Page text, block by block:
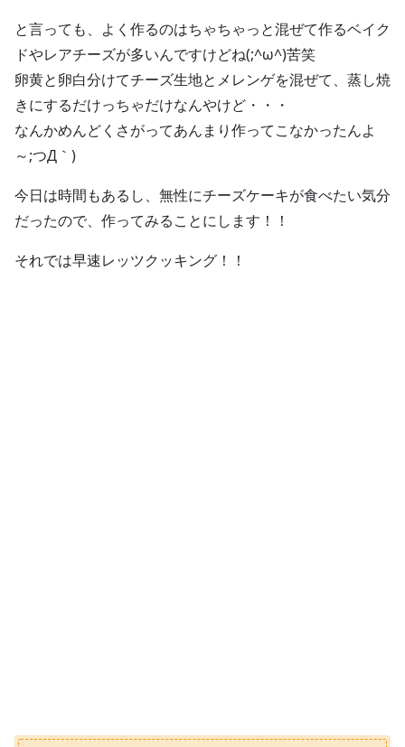
と言っても、よく作るのはちゃちゃっと混ぜて作るベイク
ドやレアチーズが多いんですけどね(;^ω^)苦笑
卵黄と卵白分けてチーズ生地とメレンゲを混ぜて、蒸し焼
きにするだけっちゃだけなんやけど・・・
なんかめんどくさがってあんまり作ってこなかったんよ
～;つД｀)
今日は時間もあるし、無性にチーズケーキが食べたい気分
だったので、作ってみることにします！！
それでは早速レッツクッキング！！